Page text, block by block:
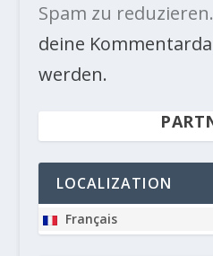
Spam zu reduzieren.
deine
werden.
LOCALIZATION
Français